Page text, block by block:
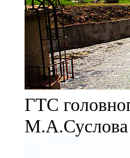
ГТС
М.А.Суслова